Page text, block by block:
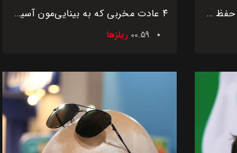
چطور انگیزه‌مون رو برای ورزش حفظ کنیم؟ ۴ عادت مخربی که به بینایی‌مون آسیب می‌زنن
00.59 ریلزها